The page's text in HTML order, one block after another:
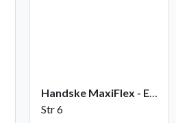
Handske MaxiFlex - Endurance
Str 6